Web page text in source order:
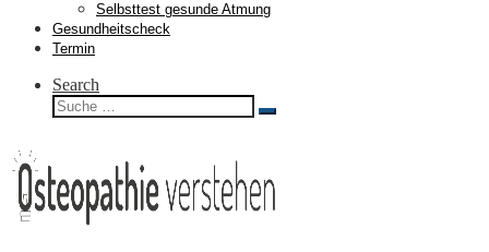
Selbsttest gesunde Atmung
Gesundheitscheck
Termin
Search
Suche
Suche